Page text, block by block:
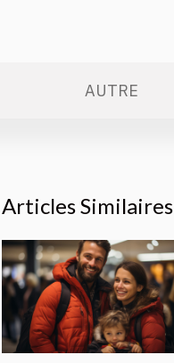
AUTRE
Articles Similaires